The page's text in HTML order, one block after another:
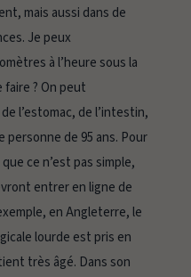
mais aussi dans de
Je peux
à l’heure sous la
? On peut
l’estomac, de l’intestin,
personne de 95 ans. Pour
ce n’est pas simple,
entrer en ligne de
en Angleterre, le
lourde est pris en
très âgé. Dans son